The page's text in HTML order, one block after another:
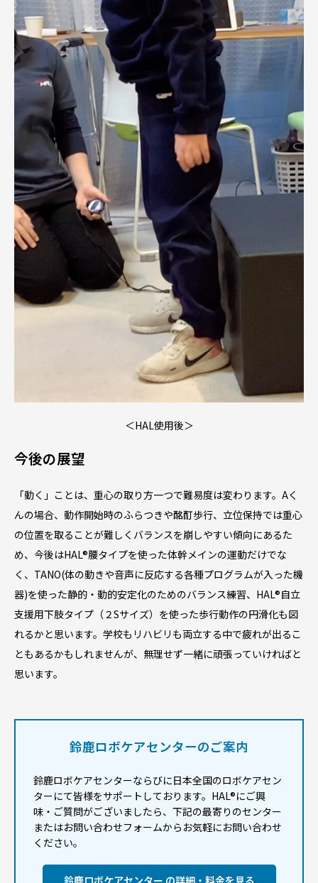
＜HAL使用後＞
今後の展望
「動く」ことは、重心の取り方一つで難易度は変わります。Aく
んの場合、動作開始時のふらつきや酩酊歩行、立位保持では重心
の位置を取ることが難しくバランスを崩しやすい傾向にあるた
め、今後はHAL®︎腰タイプを使った体幹メインの運動だけでな
く、TANO(体の動きや音声に反応する各種プログラムが入った機
器)を使った静的・動的安定化のためのバランス練習、HAL®︎自立
支援用下肢タイプ（２Sサイズ）を使った歩行動作の円滑化も図
れるかと思います。学校もリハビリも両立する中で疲れが出るこ
ともあるかもしれませんが、無理せず一緒に頑張っていければと
思います。
鈴鹿ロボケアセンターのご案内
鈴鹿ロボケアセンターならびに日本全国のロボケアセン
ターにて皆様をサポートしております。HAL®にご興
味・ご質問がございましたら、下記の最寄りのセンター
またはお問い合わせフォームからお気軽にお問い合わせ
ください。